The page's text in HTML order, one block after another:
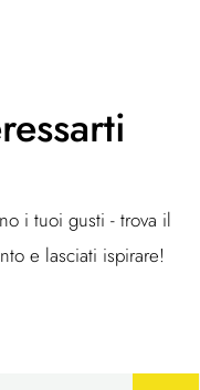
i tuoi gusti - trova il
e lasciati ispirare!